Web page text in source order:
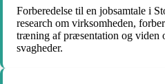
Forberedelse til en jobsamtale i
research om virksomheden,
træning af præsentation og viden
svagheder.